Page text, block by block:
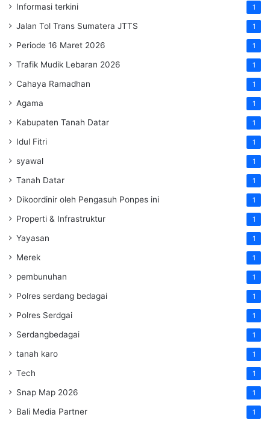
Informasi terkini 1
Jalan Tol Trans Sumatera JTTS 1
Periode 16 Maret 2026 1
Trafik Mudik Lebaran 2026 1
Cahaya Ramadhan 1
Agama 1
Kabupaten Tanah Datar 1
Idul Fitri 1
syawal 1
Tanah Datar 1
Dikoordinir oleh Pengasuh Ponpes ini 1
Properti & Infrastruktur 1
Yayasan 1
Merek 1
pembunuhan 1
Polres serdang bedagai 1
Polres Serdgai 1
Serdangbedagai 1
tanah karo 1
Tech 1
Snap Map 2026 1
Bali Media Partner 1